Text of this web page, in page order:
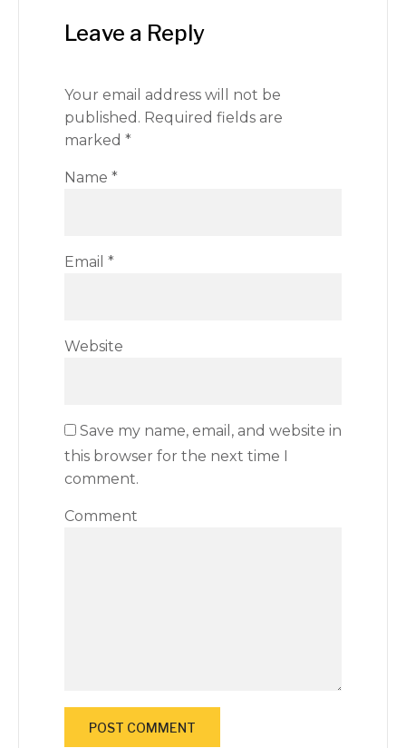
Leave a Reply
Your email address will not be
published. Required fields are
marked *
Name *
Email *
Website
Save my name, email, and website in
this browser for the next time I
comment.
Comment